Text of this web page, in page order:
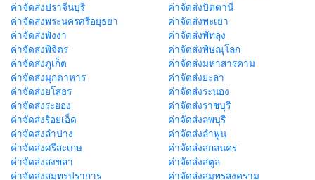
ค่าจัดส่งปราจีนบุรี
ค่าจัดส่งปัตตานี
ค่าจัดส่งพระนครศรีอยุธยา
ค่าจัดส่งพะเยา
ค่าจัดส่งพังงา
ค่าจัดส่งพัทลุง
ค่าจัดส่งพิจิตร
ค่าจัดส่งพิษณุโลก
ค่าจัดส่งภูเก็ต
ค่าจัดส่งมหาสารคาม
ค่าจัดส่งมุกดาหาร
ค่าจัดส่งยะลา
ค่าจัดส่งยโสธร
ค่าจัดส่งระนอง
ค่าจัดส่งระยอง
ค่าจัดส่งราชบุรี
ค่าจัดส่งร้อยเอ็ด
ค่าจัดส่งลพบุรี
ค่าจัดส่งลำปาง
ค่าจัดส่งลำพูน
ค่าจัดส่งศรีสะเกษ
ค่าจัดส่งสกลนคร
ค่าจัดส่งสงขลา
ค่าจัดส่งสตูล
ค่าจัดส่งสมุทรปราการ
ค่าจัดส่งสมุทรสงคราม